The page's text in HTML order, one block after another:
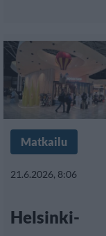
Matkailu
21.6.2026, 8:06
Helsinki-